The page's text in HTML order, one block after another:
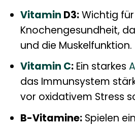
Vitamin D3:Wichtig
Knochengesundheit,
und die Muskelfunktion.
Vitamin C:Ein starkes
das Immunsystem
vor oxidativem Stress
B-Vitamine:Spielen